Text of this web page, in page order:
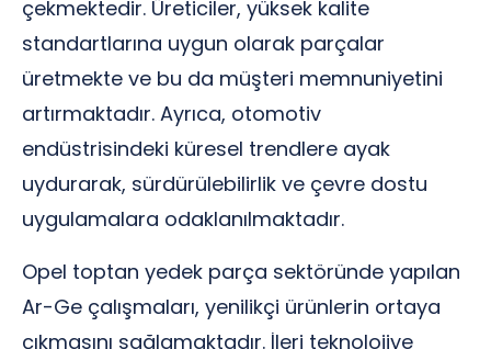
çekmektedir. Üreticiler, yüksek kalite
standartlarına uygun olarak parçalar
üretmekte ve bu da müşteri memnuniyetini
artırmaktadır. Ayrıca, otomotiv
endüstrisindeki küresel trendlere ayak
uydurarak, sürdürülebilirlik ve çevre dostu
uygulamalara odaklanılmaktadır.
Opel toptan yedek parça sektöründe yapılan
Ar-Ge çalışmaları, yenilikçi ürünlerin ortaya
çıkmasını sağlamaktadır. İleri teknolojiye